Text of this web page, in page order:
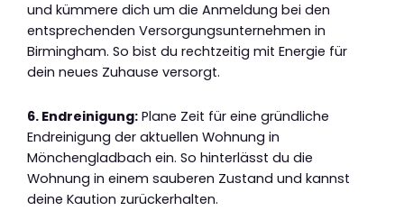
und kümmere dich um die Anmeldung bei den
entsprechenden Versorgungsunternehmen in
Birmingham. So bist du rechtzeitig mit Energie für
dein neues Zuhause versorgt.
6. Endreinigung: Plane Zeit für eine gründliche
Endreinigung der aktuellen Wohnung in
Mönchengladbach ein. So hinterlässt du die
Wohnung in einem sauberen Zustand und kannst
deine Kaution zurückerhalten.